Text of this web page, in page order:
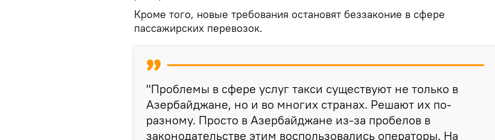
Кроме того, новые требования остановят беззаконие в сфере
пассажирских перевозок.
"Проблемы в сфере услуг такси существуют не только в
Азербайджане, но и во многих странах. Решают их по-
разному. Просто в Азербайджане из-за пробелов в
законодательстве этим воспользовались операторы. На